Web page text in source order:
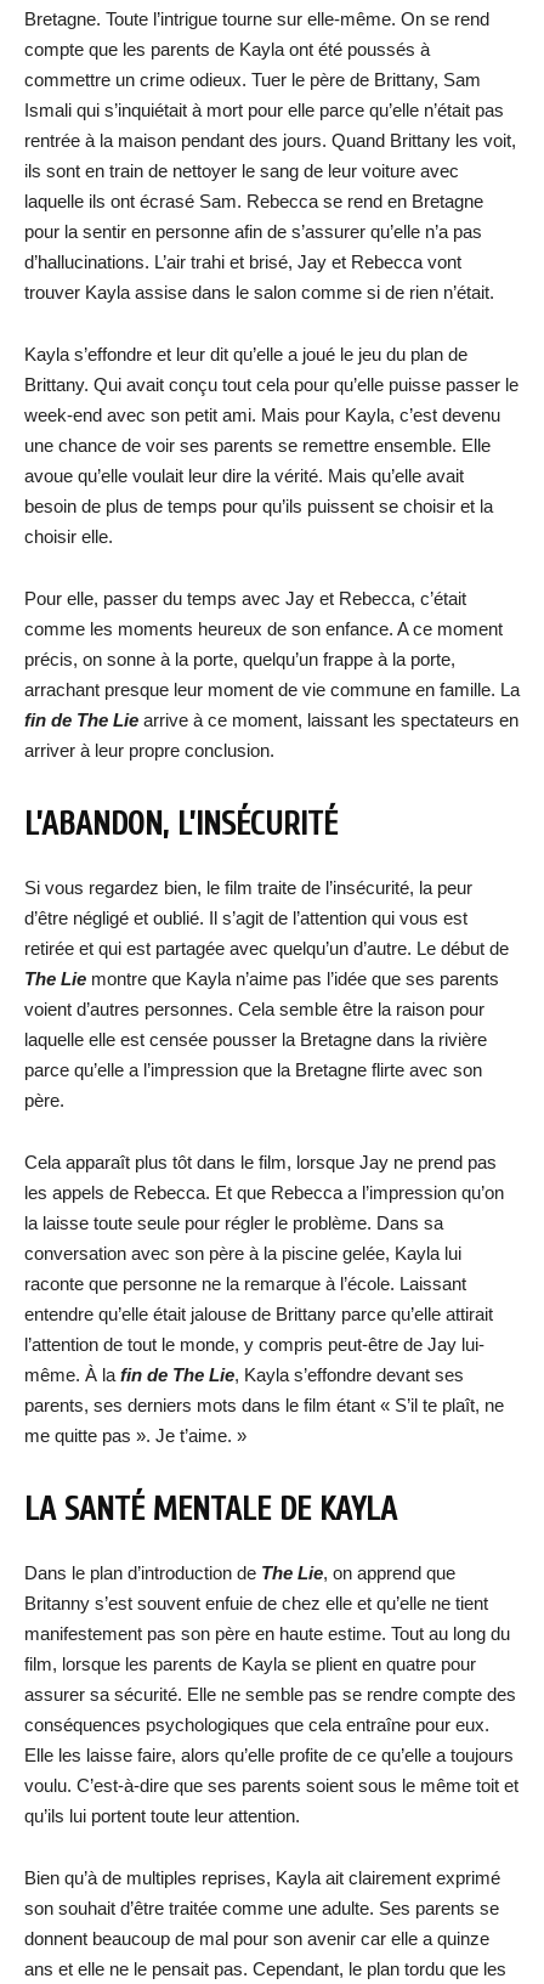
Bretagne. Toute l’intrigue tourne sur elle-même. On se rend
compte que les parents de Kayla ont été poussés à
commettre un crime odieux. Tuer le père de Brittany, Sam
Ismali qui s’inquiétait à mort pour elle parce qu’elle n’était pas
rentrée à la maison pendant des jours. Quand Brittany les voit,
ils sont en train de nettoyer le sang de leur voiture avec
laquelle ils ont écrasé Sam. Rebecca se rend en Bretagne
pour la sentir en personne afin de s’assurer qu’elle n’a pas
d’hallucinations. L’air trahi et brisé, Jay et Rebecca vont
trouver Kayla assise dans le salon comme si de rien n’était.
Kayla s’effondre et leur dit qu’elle a joué le jeu du plan de
Brittany. Qui avait conçu tout cela pour qu’elle puisse passer le
week-end avec son petit ami. Mais pour Kayla, c’est devenu
une chance de voir ses parents se remettre ensemble. Elle
avoue qu’elle voulait leur dire la vérité. Mais qu’elle avait
besoin de plus de temps pour qu’ils puissent se choisir et la
choisir elle.
Pour elle, passer du temps avec Jay et Rebecca, c’était
comme les moments heureux de son enfance. A ce moment
précis, on sonne à la porte, quelqu’un frappe à la porte,
arrachant presque leur moment de vie commune en famille. La
fin de The Lie arrive à ce moment, laissant les spectateurs en
arriver à leur propre conclusion.
L’ABANDON, L’INSÉCURITÉ
Si vous regardez bien, le film traite de l’insécurité, la peur
d’être négligé et oublié. Il s’agit de l’attention qui vous est
retirée et qui est partagée avec quelqu’un d’autre. Le début de
The Lie montre que Kayla n’aime pas l’idée que ses parents
voient d’autres personnes. Cela semble être la raison pour
laquelle elle est censée pousser la Bretagne dans la rivière
parce qu’elle a l’impression que la Bretagne flirte avec son
père.
Cela apparaît plus tôt dans le film, lorsque Jay ne prend pas
les appels de Rebecca. Et que Rebecca a l’impression qu’on
la laisse toute seule pour régler le problème. Dans sa
conversation avec son père à la piscine gelée, Kayla lui
raconte que personne ne la remarque à l’école. Laissant
entendre qu’elle était jalouse de Brittany parce qu’elle attirait
l’attention de tout le monde, y compris peut-être de Jay lui-
même. À la fin de The Lie, Kayla s’effondre devant ses
parents, ses derniers mots dans le film étant « S’il te plaît, ne
me quitte pas ». Je t’aime. »
LA SANTÉ MENTALE DE KAYLA
Dans le plan d’introduction de The Lie, on apprend que
Britanny s’est souvent enfuie de chez elle et qu’elle ne tient
manifestement pas son père en haute estime. Tout au long du
film, lorsque les parents de Kayla se plient en quatre pour
assurer sa sécurité. Elle ne semble pas se rendre compte des
conséquences psychologiques que cela entraîne pour eux.
Elle les laisse faire, alors qu’elle profite de ce qu’elle a toujours
voulu. C’est-à-dire que ses parents soient sous le même toit et
qu’ils lui portent toute leur attention.
Bien qu’à de multiples reprises, Kayla ait clairement exprimé
son souhait d’être traitée comme une adulte. Ses parents se
donnent beaucoup de mal pour son avenir car elle a quinze
ans et elle ne le pensait pas. Cependant, le plan tordu que les